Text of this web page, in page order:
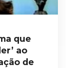
que
ao
de